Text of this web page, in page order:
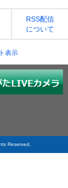
RSS配信
について
表示
Reserved.